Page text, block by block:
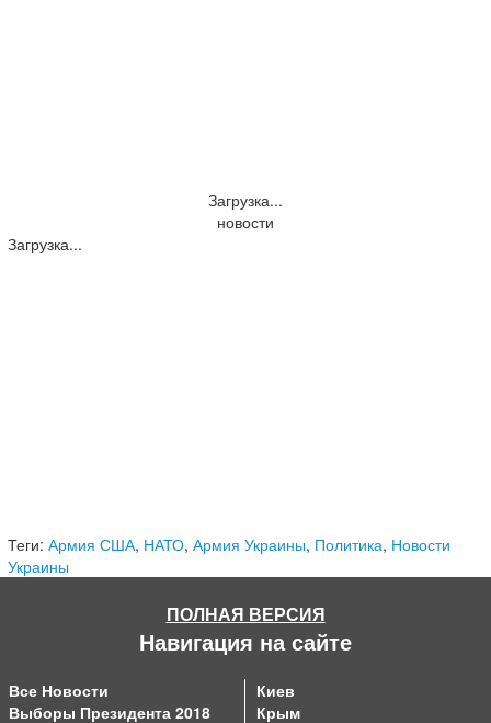
Загрузка...
новости
Загрузка...
Теги: Армия США, НАТО, Армия Украины, Политика, Новости
Украины
ПОЛНАЯ ВЕРСИЯ
Навигация на сайте
Все Новости
Выборы Президента 2018
Киев
Крым